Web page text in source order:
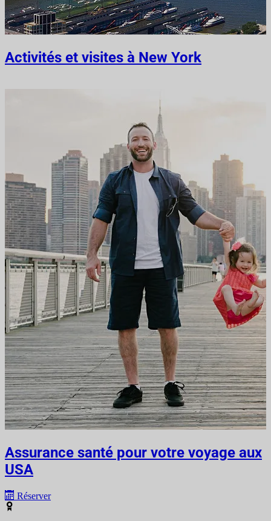
Activités et visites à New York
Assurance santé pour votre voyage aux
USA
Réserver